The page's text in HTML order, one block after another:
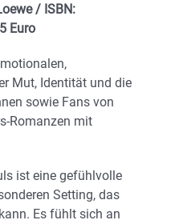
/ ISBN:
Euro
Mut, Identität und die
sowie Fans von
Romanzen mit
ist eine gefühlvolle
Setting, das
Es fühlt sich an